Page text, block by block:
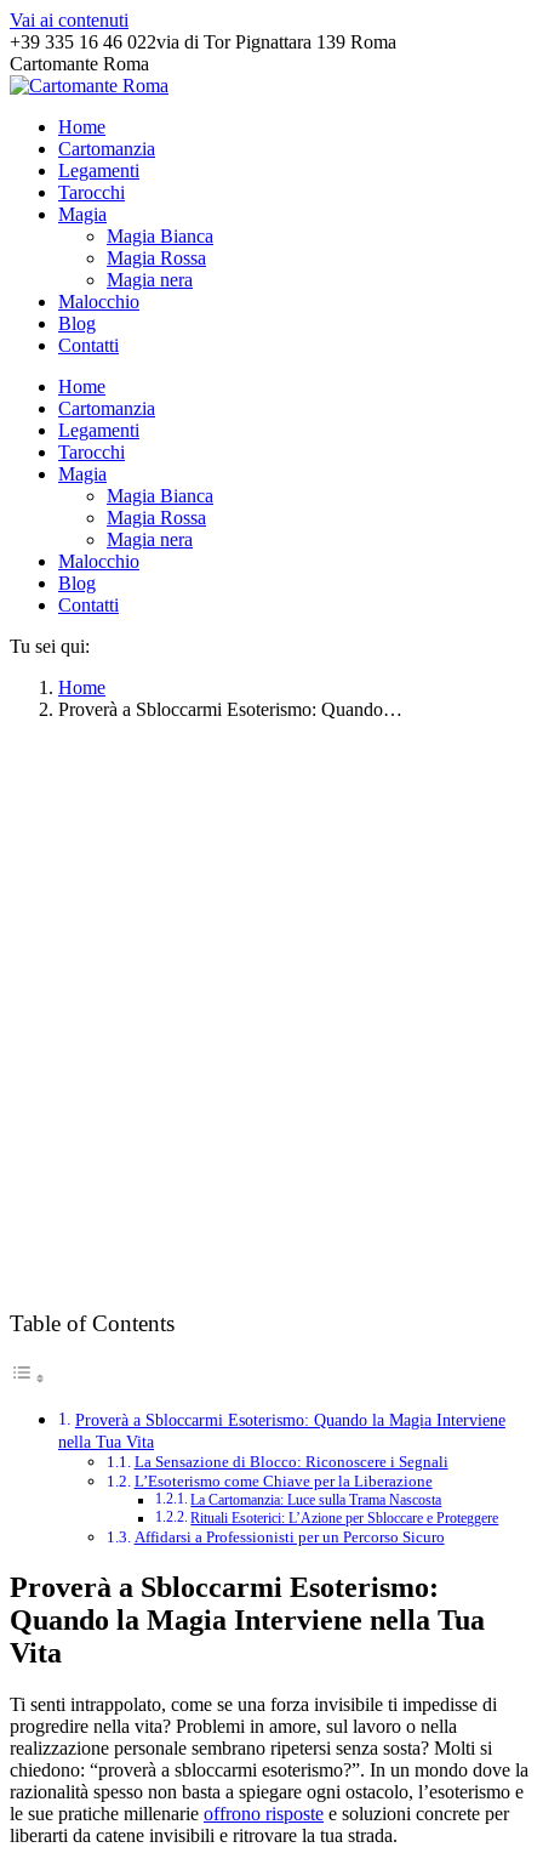
Vai ai contenuti
+39 335 16 46 022via di Tor Pignattara 139 Roma
Cartomante Roma
Home
Cartomanzia
Legamenti
Tarocchi
Magia
Magia Bianca
Magia Rossa
Magia nera
Malocchio
Blog
Contatti
Home
Cartomanzia
Legamenti
Tarocchi
Magia
Magia Bianca
Magia Rossa
Magia nera
Malocchio
Blog
Contatti
Tu sei qui:
Home
Proverà a Sbloccarmi Esoterismo: Quando…
Table of Contents
Proverà a Sbloccarmi Esoterismo: Quando la Magia Interviene
nella Tua Vita
La Sensazione di Blocco: Riconoscere i Segnali
L’Esoterismo come Chiave per la Liberazione
La Cartomanzia: Luce sulla Trama Nascosta
Rituali Esoterici: L’Azione per Sbloccare e Proteggere
Affidarsi a Professionisti per un Percorso Sicuro
Proverà a Sbloccarmi Esoterismo:
Quando la Magia Interviene nella Tua
Vita
Ti senti intrappolato, come se una forza invisibile ti impedisse di
progredire nella vita? Problemi in amore, sul lavoro o nella
realizzazione personale sembrano ripetersi senza sosta? Molti si
chiedono: “proverà a sbloccarmi esoterismo?”. In un mondo dove la
razionalità spesso non basta a spiegare ogni ostacolo, l’esoterismo e
le sue pratiche millenarie offrono risposte e soluzioni concrete per
liberarti da catene invisibili e ritrovare la tua strada.